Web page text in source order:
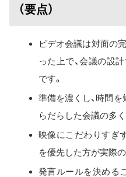
（要点）
ビデオ会議は対面の
った上で、会議の設
です。
準備を濃くし、時間
らだらした会議の多
映像にこだわりすぎ
を優先した方が実際
発言ルールを決める